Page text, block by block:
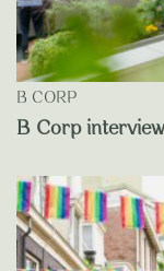
B CORP
B Corp